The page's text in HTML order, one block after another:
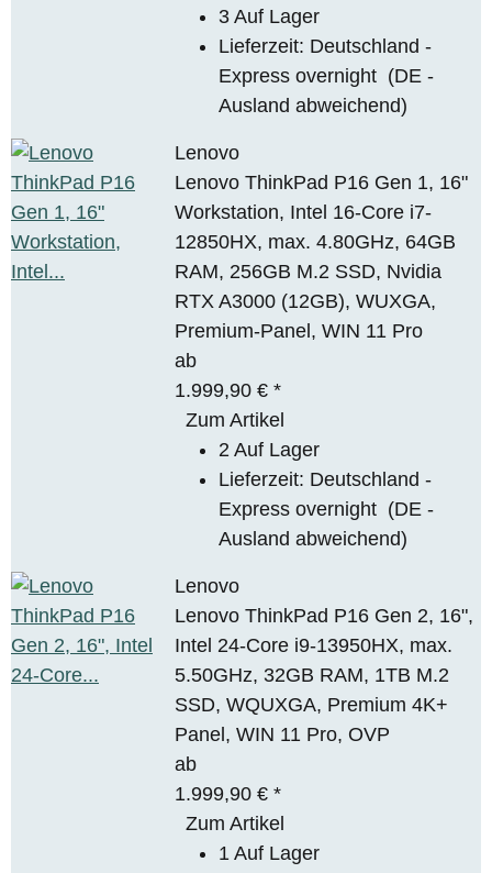
3 Auf Lager
Lieferzeit: Deutschland -
Express overnight (DE -
Ausland abweichend)
Lenovo
Lenovo ThinkPad P16 Gen 1, 16"
Workstation, Intel 16-Core i7-
12850HX, max. 4.80GHz, 64GB
RAM, 256GB M.2 SSD, Nvidia
RTX A3000 (12GB), WUXGA,
Premium-Panel, WIN 11 Pro
ab
1.999,90 €*
Zum Artikel
2 Auf Lager
Lieferzeit: Deutschland -
Express overnight (DE -
Ausland abweichend)
Lenovo
Lenovo ThinkPad P16 Gen 2, 16",
Intel 24-Core i9-13950HX, max.
5.50GHz, 32GB RAM, 1TB M.2
SSD, WQUXGA, Premium 4K+
Panel, WIN 11 Pro, OVP
ab
1.999,90 €*
Zum Artikel
1 Auf Lager